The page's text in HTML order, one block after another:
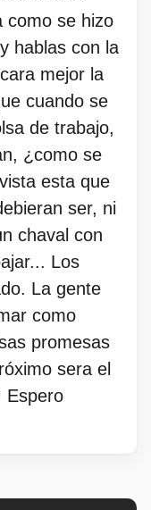
como se hizo
hablas con la
mejor la
cuando se
de trabajo,
¿como se
esta que
ser, ni
chaval con
Los
La gente
como
promesas
sera el
Espero